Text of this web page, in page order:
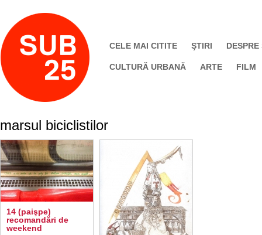
CELE MAI CITITE ŞTIRI DESPRE
CULTURĂ URBANĂ ARTE FILM
marsul biciclistilor
14 (paişpe)
recomandări de
weekend